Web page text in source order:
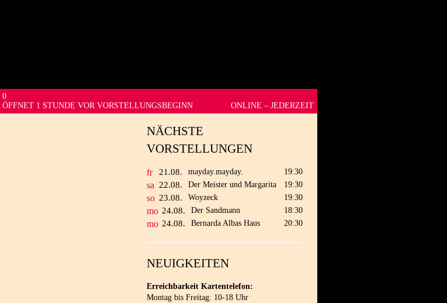
0
1 STUNDE VOR VORSTELLUNGSBEGINN ONLINE – JEDERZEIT
NÄCHSTE
VORSTELLUNGEN
fr 21.08. mayday.mayday. 19:30
sa 22.08. Der Meister und Margarita 19:30
so 23.08. Woyzeck 19:30
mo 24.08. Der Sandmann 18:30
mo 24.08. Bernarda Albas Haus 20:30
NEUIGKEITEN
Erreichbarkeit Kartentelefon:
Montag bis Freitag: 10-18 Uhr